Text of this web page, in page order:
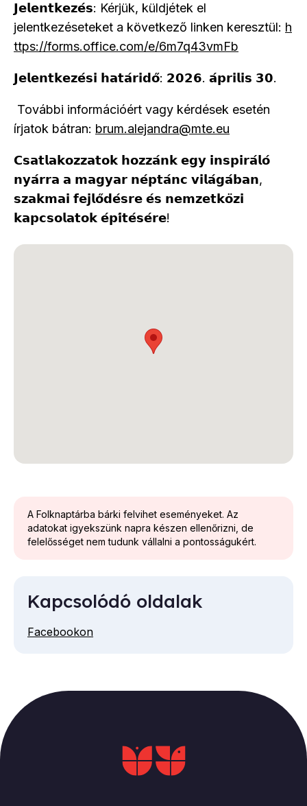
𝗝𝗲𝗹𝗲𝗻𝘁𝗸𝗲𝘇𝗲́𝘀: Kérjük, küldjétek el
jelentkezéseteket a következő linken keresztül: h
ttps://forms.office.com/e/6m7q43vmFb
𝗝𝗲𝗹𝗲𝗻𝘁𝗸𝗲𝘇𝗲́𝘀𝗶 𝗵𝗮𝘁𝗮́𝗿𝗶𝗱𝗼̋: 𝟮𝟬𝟮𝟲. 𝗮́𝗽𝗿𝗶𝗹𝗶𝘀 𝟯𝟬.
További információért vagy kérdések esetén
írjatok bátran: brum.alejandra@mte.eu
𝗖𝘀𝗮𝘁𝗹𝗮𝗸𝗼𝘇𝘇𝗮𝘁𝗼𝗸 𝗵𝗼𝘇𝘇𝗮́𝗻𝗸 𝗲𝗴𝘆 𝗶𝗻𝘀𝗽𝗶𝗿𝗮́𝗹𝗼́
𝗻𝘆𝗮́𝗿𝗿𝗮 𝗮 𝗺𝗮𝗴𝘆𝗮𝗿 𝗻𝗲́𝗽𝘁𝗮́𝗻𝗰 𝘃𝗶𝗹𝗮́𝗴𝗮́𝗯𝗮𝗻,
𝘀𝘇𝗮𝗸𝗺𝗮𝗶 𝗳𝗲𝗷𝗹𝗼̋𝗱𝗲́𝘀𝗿𝗲 𝗲́𝘀 𝗻𝗲𝗺𝘇𝗲𝘁𝗸𝗼̈𝘇𝗶
𝗸𝗮𝗽𝗰𝘀𝗼𝗹𝗮𝘁𝗼𝗸 𝗲́𝗽𝗶́𝘁𝗲́𝘀𝗲́𝗿𝗲!
A Folknaptárba bárki felvihet eseményeket. Az
adatokat igyekszünk napra készen ellenőrizni, de
felelősséget nem tudunk vállalni a pontosságukért.
Kapcsolódó oldalak
Facebookon